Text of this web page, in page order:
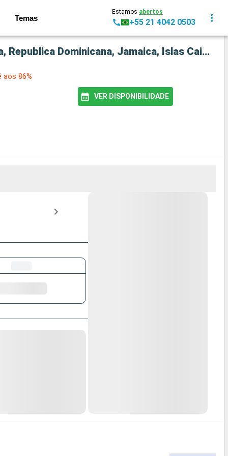
Temas
Estamos abertos
+55 21 4042 0503
Cruzeiro MSC Poesia: Estados Unidos, Colombia, Panamá, Costa Rica, Honduras, Belize, Aruba, Republica Dominicana, Jamaica, Islas Caimán Saindo de Miami
86%
VER DISPONIBILIDADE